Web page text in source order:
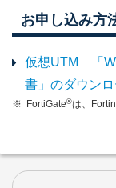
お申し込み方
仮想UTM 「
書」のダウン
※ FortiGate®は、